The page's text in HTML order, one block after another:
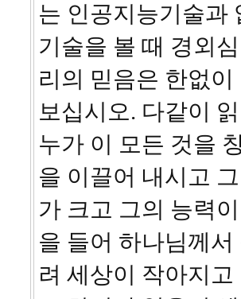
는 인공지능기술과
기술을 볼 때 경외
리의 믿음은 한없
보십시오. 다같이
누가 이 모든 것을
을 이끌어 내시고
가 크고 그의 능력
을 들어 하나님께
려 세상이 작아지